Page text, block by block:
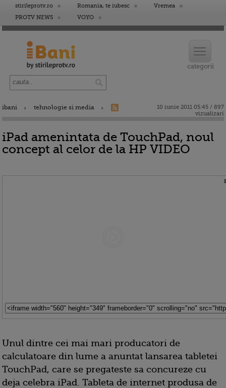
stirileprotv.ro Romania, te iubesc
Vremea
PROTV NEWS
VOYO
ibani tehnologie si media
10 iunie 2011 05:45 / 897
vizualizari
iPad amenintata de TouchPad, noul
concept al celor de la HP VIDEO
Unul dintre cei mai mari producatori de
calculatoare din lume a anuntat lansarea tabletei
TouchPad, care se pregateste sa concureze cu
deja celebra iPad. Tableta de internet produsa de